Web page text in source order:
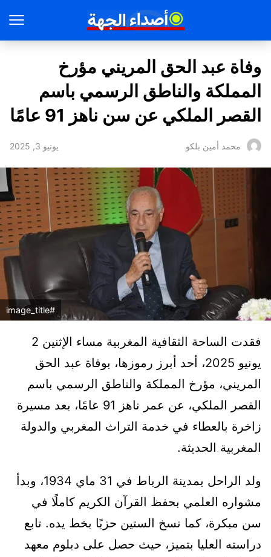
وفاة عبد الحق المريني مؤرخ
المملكة والناطق الرسمي باسم
القصر الملكي عن سن ناهز 91 عامًا
محمد أمين بلكو يونيو 3, 2025
#image_title
فقدت الساحة الثقافية المغربية مساء الإثنين 2
يونيو 2025، أحد أبرز رموزها، بوفاة عبد الحق
المريني، مؤرخ المملكة والناطق الرسمي باسم
القصر الملكي، عن عمر ناهز 91 عامًا، بعد مسيرة
زاخرة بالعطاء في خدمة التراث المغربي والدولة
المغربية الحديثة.
ولد الراحل بمدينة الرباط في 31 ماي 1934، وبدأ
مشواره العلمي بحفظ القرآن الكريم كاملًا في
سن مبكرة، كما نسخ الستين حزبًا بخط يده. تابع
دراسته العليا بتميز، حيث حصل على دبلوم معهد